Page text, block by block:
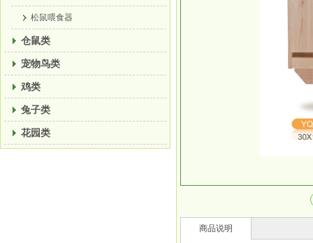
松鼠喂食器
仓鼠类
宠物鸟类
鸡类
兔子类
花园类
商品说明